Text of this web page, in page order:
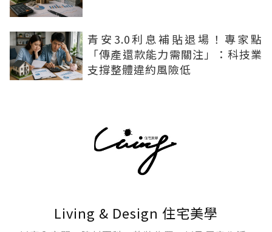
青安3.0利息補貼退場！專家點
「傳產還款能力需關注」：科技業
支撐整體違約風險低
Living & Design 住宅美學